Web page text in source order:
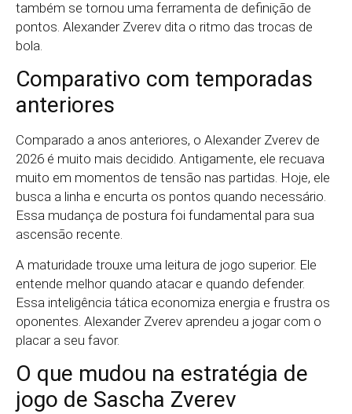
também se tornou uma ferramenta de definição de
pontos. Alexander Zverev dita o ritmo das trocas de
bola.
Comparativo com temporadas
anteriores
Comparado a anos anteriores, o Alexander Zverev de
2026 é muito mais decidido. Antigamente, ele recuava
muito em momentos de tensão nas partidas. Hoje, ele
busca a linha e encurta os pontos quando necessário.
Essa mudança de postura foi fundamental para sua
ascensão recente.
A maturidade trouxe uma leitura de jogo superior. Ele
entende melhor quando atacar e quando defender.
Essa inteligência tática economiza energia e frustra os
oponentes. Alexander Zverev aprendeu a jogar com o
placar a seu favor.
O que mudou na estratégia de
jogo de Sascha Zverev